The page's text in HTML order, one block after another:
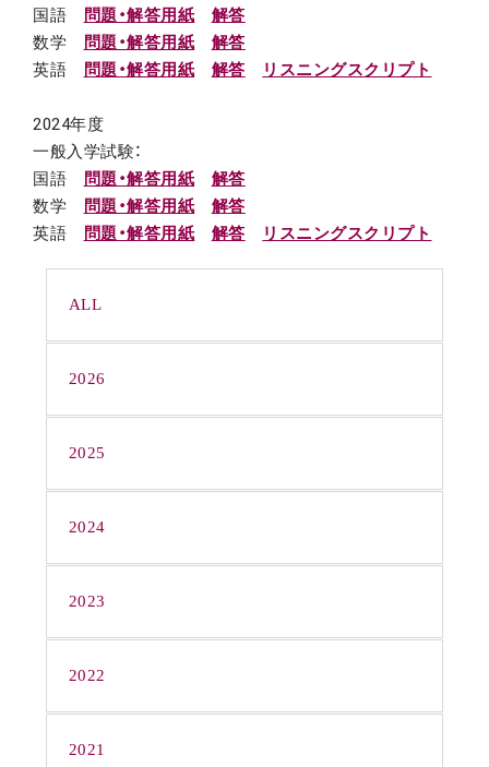
国語 問題・解答用紙
解答
数学 問題・解答用紙
解答
英語 問題・解答用紙 解答 リスニングスクリプト
2024年度
一般入学試験：
国語 問題・解答用紙
解答
数学 問題・解答用紙
解答
英語 問題・解答用紙 解答 リスニングスクリプト
ALL
2026
2025
2024
2023
2022
2021